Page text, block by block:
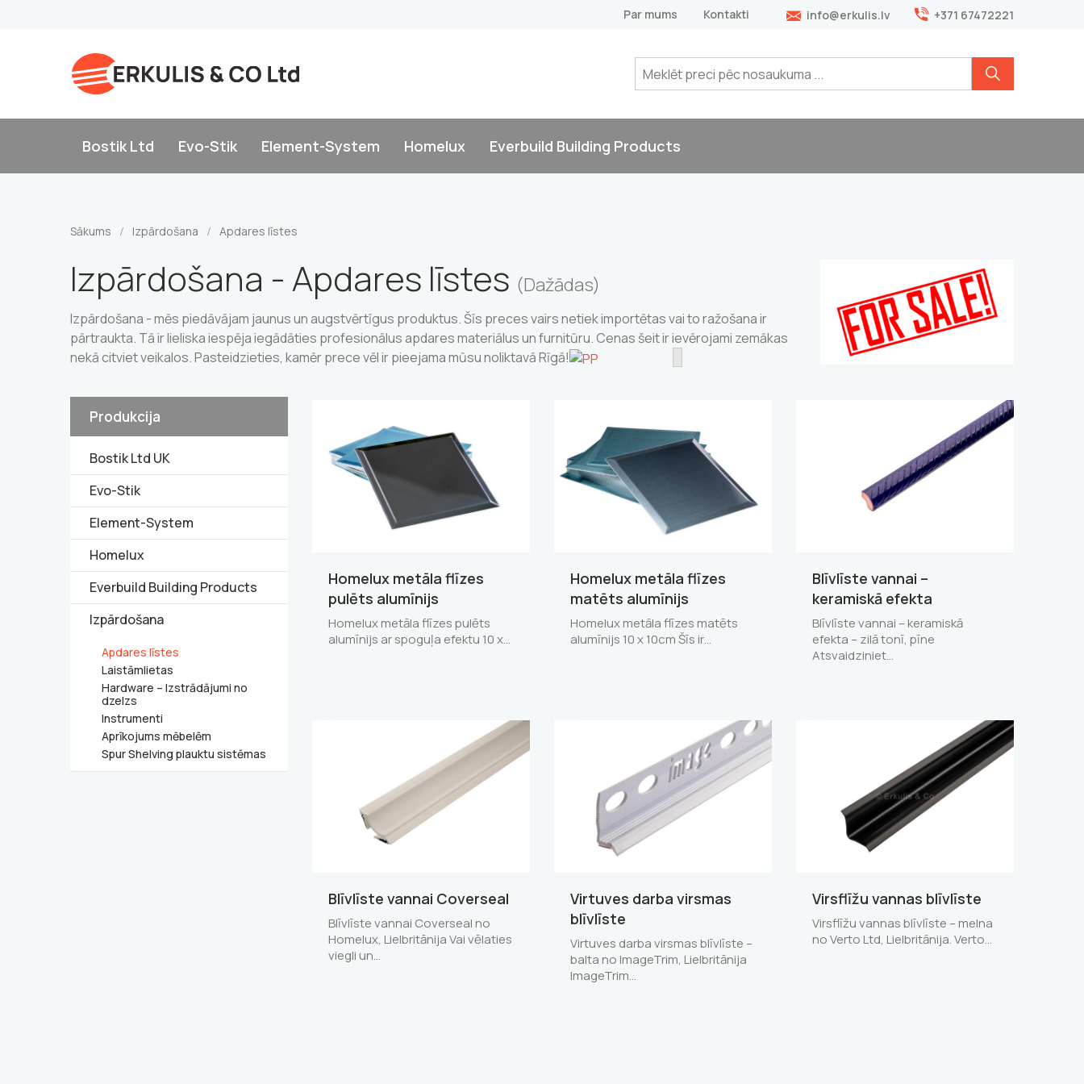
Par mums Kontakti info@erkulis.lv +371 67472221
Bostik Ltd Evo-Stik Element-System Homelux Everbuild Building Products
Sākums / Izpārdošana / Apdares līstes
Izpārdošana - Apdares līstes (Dažādas)
Izpārdošana - mēs piedāvājam jaunus un augstvērtīgus produktus. Šīs preces vairs netiek importētas vai to ražošana ir
pārtraukta. Tā ir lieliska iespēja iegādāties profesionālus apdares materiālus un furnitūru. Cenas šeit ir ievērojami zemākas
nekā citviet veikalos. Pasteidzieties, kamēr prece vēl ir pieejama mūsu noliktavā Rīgā!
Produkcija
Bostik Ltd UK
Evo-Stik
Element-System
Homelux
Everbuild Building Products
Izpārdošana
Apdares līstes
Laistāmlietas
Hardware – Izstrādājumi no
dzelzs
Instrumenti
Aprīkojums mēbelēm
Spur Shelving plauktu sistēmas
Homelux metāla flīzes
pulēts alumīnijs
Homelux metāla flīzes pulēts
alumīnijs ar spoguļa efektu 10 x…
Homelux metāla flīzes
matēts alumīnijs
Homelux metāla flīzes matēts
alumīnijs 10 x 10cm Šīs ir…
Blīvlīste vannai –
keramiskā efekta
Blīvlīste vannai – keramiskā
efekta – zilā tonī, pīne
Atsvaidziniet…
Blīvlīste vannai Coverseal
Blīvlīste vannai Coverseal no
Homelux, Lielbritānija Vai vēlaties
viegli un…
Virtuves darba virsmas
blīvlīste
Virtuves darba virsmas blīvlīste –
balta no ImageTrim, Lielbritānija
ImageTrim…
Virsflīžu vannas blīvlīste
Virsflīžu vannas blīvlīste – melna
no Verto Ltd, Lielbritānija. Verto…